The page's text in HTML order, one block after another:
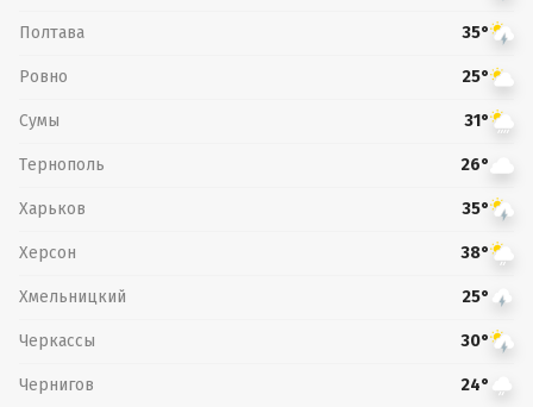
Полтава 35°
Ровно 25°
Сумы 31°
Тернополь 26°
Харьков 35°
Херсон 38°
Хмельницкий 25°
Черкассы 30°
Чернигов 24°